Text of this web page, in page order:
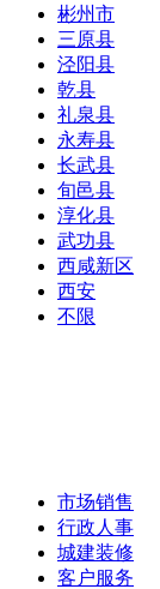
彬州市
三原县
泾阳县
乾县
礼泉县
永寿县
长武县
旬邑县
淳化县
武功县
西咸新区
西安
不限
市场销售
行政人事
城建装修
客户服务